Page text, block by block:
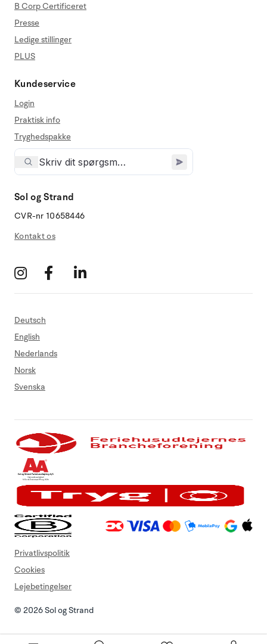
B Corp Certificeret
Presse
Ledige stillinger
PLUS
Kundeservice
Login
Praktisk info
Tryghedspakke
Sol og Strand
CVR-nr 10658446
Kontakt os
Deutsch
English
Nederlands
Norsk
Svenska
© 2026 Sol og Strand
Privatlivspolitik
Cookies
Lejebetingelser